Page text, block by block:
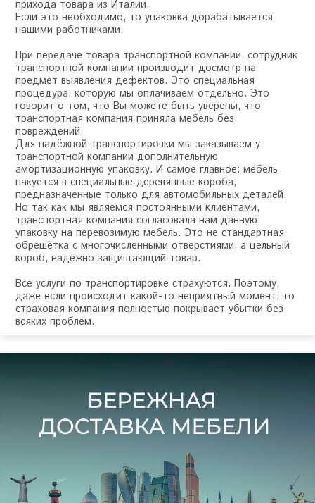
прихода товара из Италии.
Если это необходимо, то упаковка дорабатывается
нашими работниками.
При передаче товара транспортной компании, сотрудник
транспортной компании производит досмотр на
предмет выявления дефектов. Это специальная
процедура, которую мы оплачиваем отдельно. Это
говорит о том, что Вы можете быть уверены, что
транспортная компания приняла мебель без
повреждений.
Для надёжной транспортировки мы заказываем у
транспортной компании дополнительную
амортизационную упаковку. И самое главное: мебель
пакуется в специальные деревянные короба,
предназначенные только для автомобильных деталей.
Но так как мы являемся постоянными клиентами,
транспортная компания согласовала нам данную
упаковку на перевозимую мебель. Это не стандартная
обрешётка с многочисленными отверстиями, а цельный
короб, надёжно защищающий товар.
Все услуги по транспортировке страхуются. Поэтому,
даже если происходит какой-то неприятный момент, то
страховая компания полностью покрывает убытки без
всяких проблем.